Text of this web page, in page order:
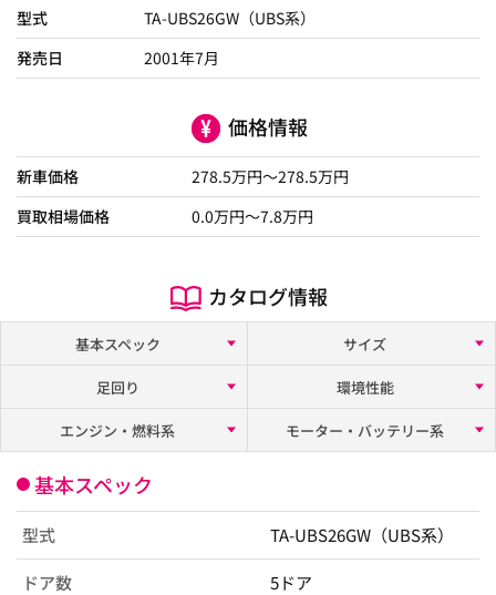
型式
TA-UBS26GW（UBS系）
発売日
2001年7月
価格情報
新車価格 278.5万円～278.5万円
買取相場価格
0.0万円〜7.8万円
カタログ情報
基本スペック
サイズ
足回り
環境性能
エンジン・燃料系
モーター・バッテリー系
基本スペック
型式 TA-UBS26GW（UBS系）
ドア数 5ドア